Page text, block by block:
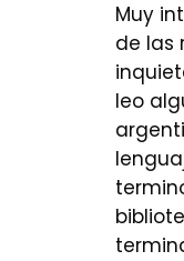
Muy
de las
leo